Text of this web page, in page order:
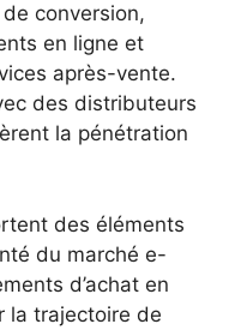
conversion,
en ligne et
après-vente.
des distributeurs
la pénétration
des éléments
du marché e-
d’achat en
la trajectoire de